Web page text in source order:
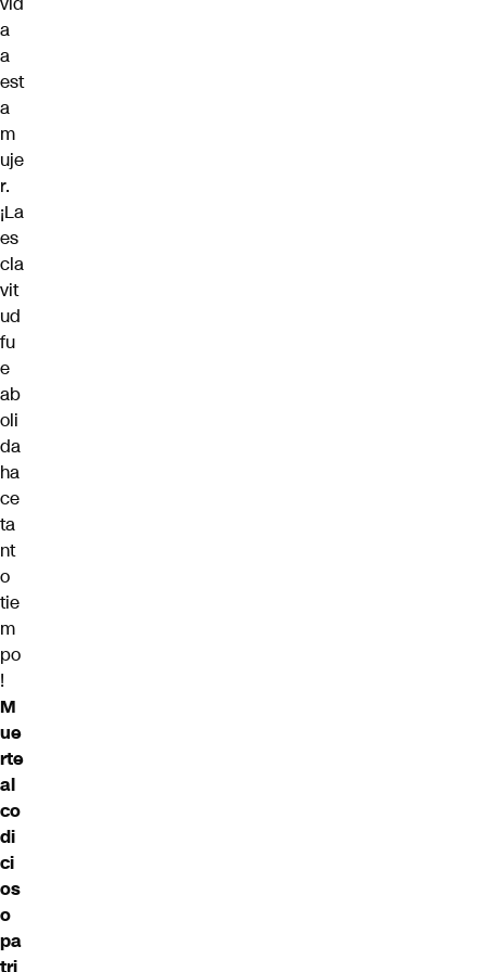
a
a
est
a
m
uje
r.
¡La
es
cla
vit
ud
fu
e
ab
oli
da
ha
ce
ta
nt
o
tie
m
po
!
M
ue
rte
al
co
di
ci
os
o
pa
tri